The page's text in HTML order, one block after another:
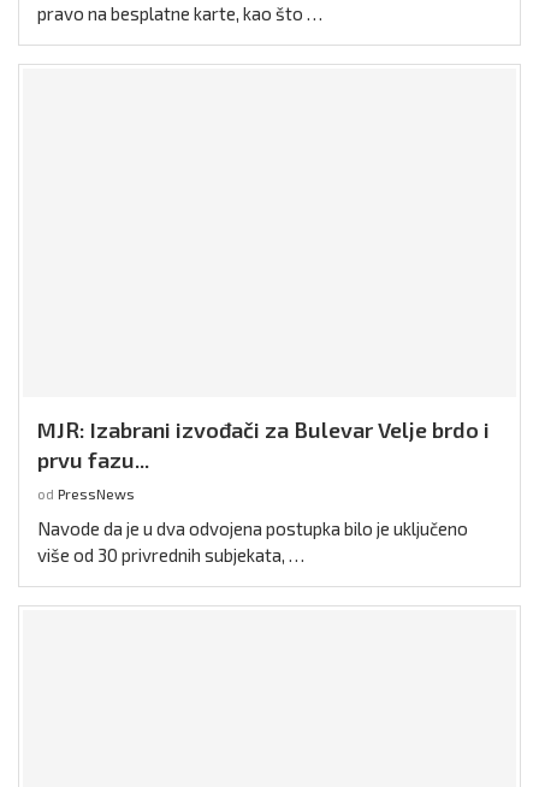
pravo na besplatne karte, kao što …
MJR: Izabrani izvođači za Bulevar Velje brdo i
prvu fazu...
od PressNews
Navode da je u dva odvojena postupka bilo je uključeno
više od 30 privrednih subjekata, …